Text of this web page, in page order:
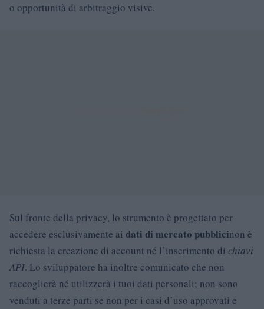
o opportunità di arbitraggio visive.
Sul fronte della privacy, lo strumento è progettato per
accedere esclusivamente ai dati di mercato pubblicinon è
richiesta la creazione di account né l’inserimento di chiavi
API. Lo sviluppatore ha inoltre comunicato che non
raccoglierà né utilizzerà i tuoi dati personali; non sono
venduti a terze parti se non per i casi d’uso approvati e